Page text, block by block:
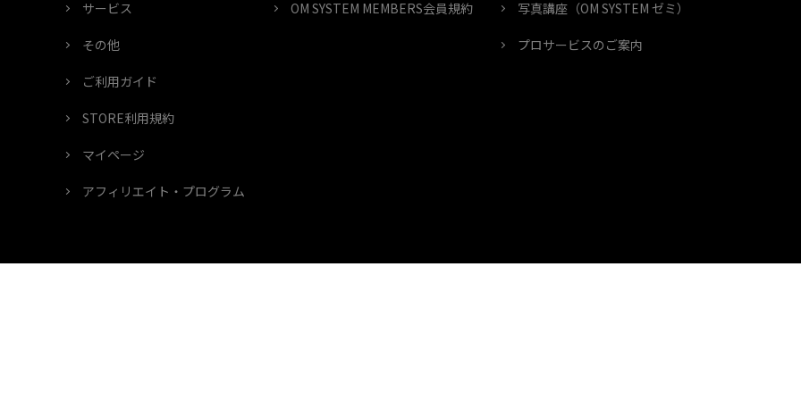
サービス
その他
ご利用ガイド
STORE利用規約
マイページ
アフィリエイト・プログラム
OM SYSTEM MEMBERS会員規約 写真講座（OM SYSTEM ゼミ）
プロサービスのご案内